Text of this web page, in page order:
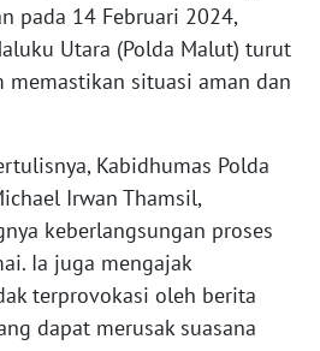
pada 14 Februari 2024,
Utara (Polda Malut) turut
memastikan situasi aman dan
Kabidhumas Polda
Irwan Thamsil,
keberlangsungan proses
Ia juga mengajak
terprovokasi oleh berita
dapat merusak suasana